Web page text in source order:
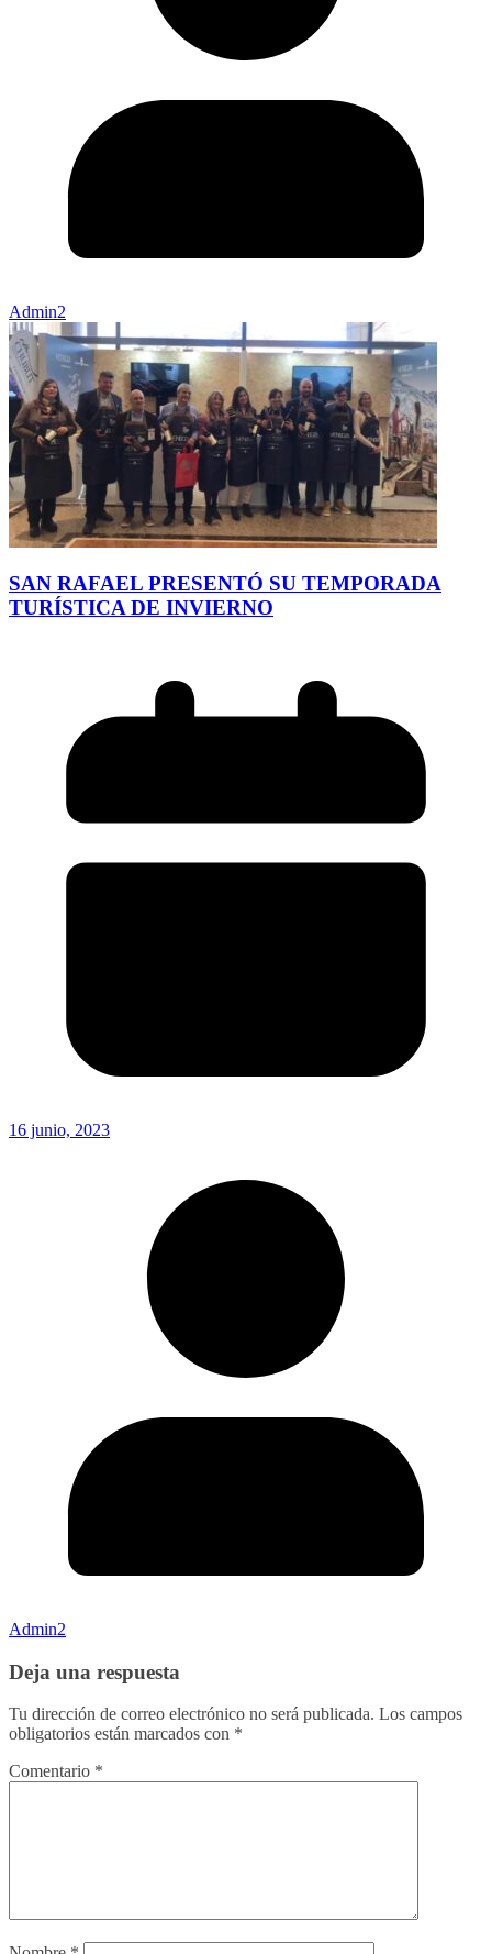
Admin2
SAN RAFAEL PRESENTÓ SU TEMPORADA
TURÍSTICA DE INVIERNO
16 junio, 2023
Admin2
Deja una respuesta
Tu dirección de correo electrónico no será publicada. Los campos
obligatorios están marcados con *
Comentario *